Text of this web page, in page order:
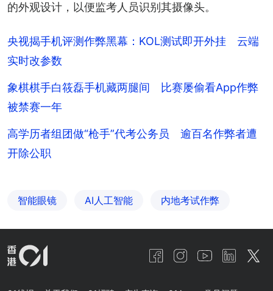
的外观设计，以便监考人员识别其摄像头。
央视揭手机评测作弊黑幕：KOL测试即开外挂 云端
实时改参数
象棋棋手白筱磊手机藏两腿间 比赛屡偷看App作弊
被禁赛一年
高学历者组团做“枪手”代考公务员 逾百名作弊者遭
开除公职
智能眼镜 AI人工智能 内地考试作弊